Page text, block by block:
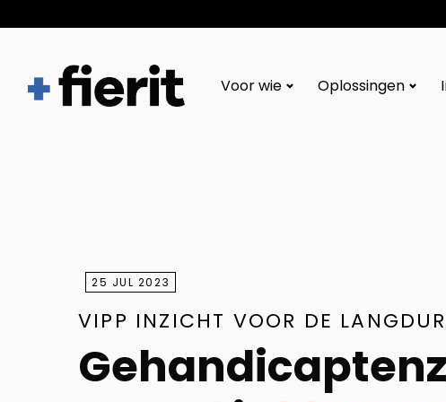
Méér
Voor wie Oplossingen
25 JUL 2023
VIPP INZICHT VOOR DE